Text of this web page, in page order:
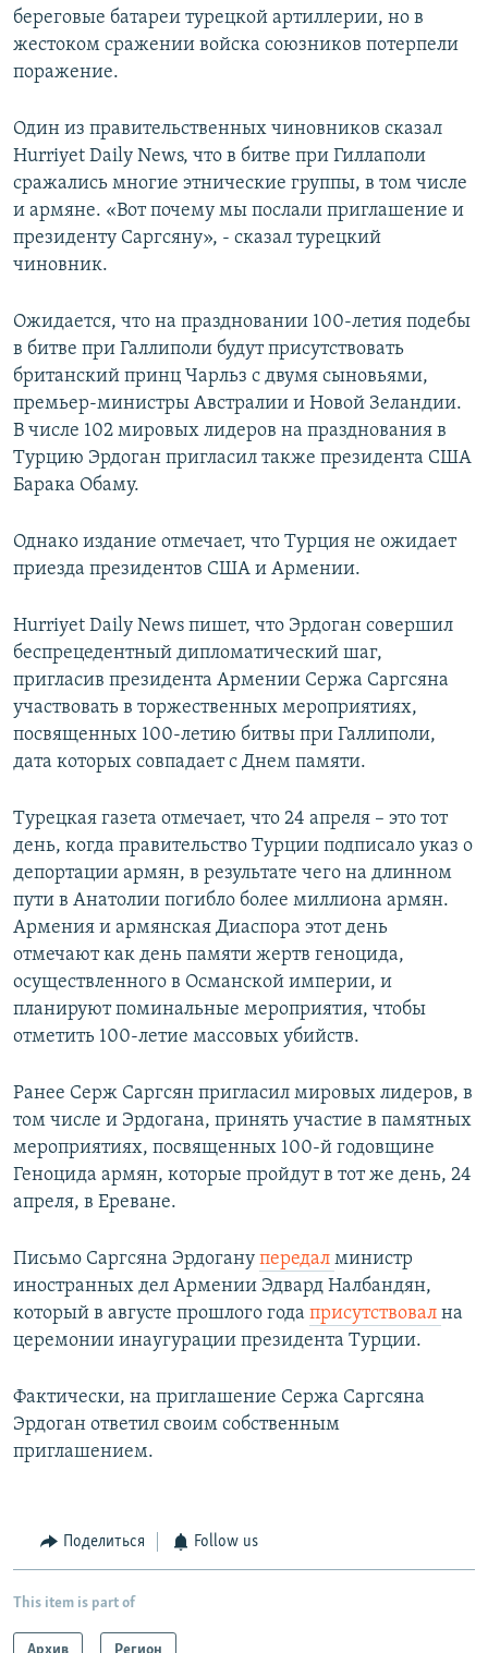
береговые батареи турецкой артиллерии, но в
жестоком сражении войска союзников потерпели
поражение.
Один из правительственных чиновников сказал
Hurriyet Daily News, что в битве при Гиллаполи
сражались многие этнические группы, в том числе
и армяне. «Вот почему мы послали приглашение и
президенту Саргсяну», - сказал турецкий
чиновник.
Ожидается, что на праздновании 100-летия подебы
в битве при Галлиполи будут присутствовать
британский принц Чарльз с двумя сыновьями,
премьер-министры Австралии и Новой Зеландии.
В числе 102 мировых лидеров на празднования в
Турцию Эрдоган пригласил также президента США
Барака Обаму.
Однако издание отмечает, что Турция не ожидает
приезда президентов США и Армении.
Hurriyet Daily News пишет, что Эрдоган совершил
беспрецедентный дипломатический шаг,
пригласив президента Армении Сержа Саргсяна
участвовать в торжественных мероприятиях,
посвященных 100-летию битвы при Галлиполи,
дата которых совпадает с Днем памяти.
Турецкая газета отмечает, что 24 апреля – это тот
день, когда правительство Турции подписало указ о
депортации армян, в результате чего на длинном
пути в Анатолии погибло более миллиона армян.
Армения и армянская Диаспора этот день
отмечают как день памяти жертв геноцида,
осуществленного в Османской империи, и
планируют поминальные мероприятия, чтобы
отметить 100-летие массовых убийств.
Ранее Серж Саргсян пригласил мировых лидеров, в
том числе и Эрдогана, принять участие в памятных
мероприятиях, посвященных 100-й годовщине
Геноцида армян, которые пройдут в тот же день, 24
апреля, в Ереване.
Письмо Саргсяна Эрдогану передал министр
иностранных дел Армении Эдвард Налбандян,
который в августе прошлого года присутствовал на
церемонии инаугурации президента Турции.
Фактически, на приглашение Сержа Саргсяна
Эрдоган ответил своим собственным
приглашением.
Поделиться Follow us
This item is part of